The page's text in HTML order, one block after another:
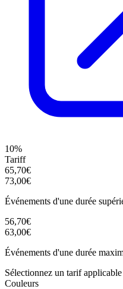
10%
Tariff
65,70€
73,00€
Événements d'une durée
56,70€
63,00€
Événements d'une durée
Sélectionnez un tarif
Couleurs